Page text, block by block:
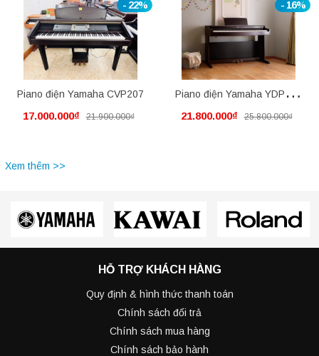
- 22%
Piano điện Yamaha CVP207
17.000.000₫ 21.900.000₫
- 16%
Piano điện Yamaha YDP145
mới nguyên thùng
21.800.000₫ 25.800.000₫
Xem thêm >>
HỖ TRỢ KHÁCH HÀNG
Quy định & hình thức thanh toán
Chính sách đổi trả
Chính sách mua hàng
Chính sách bảo hành